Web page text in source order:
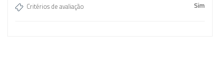
Critérios de avaliação Sim